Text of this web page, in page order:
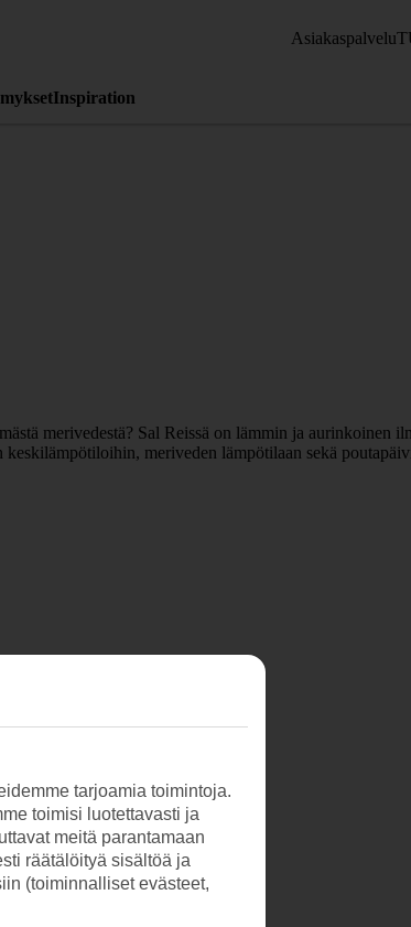
Asiakaspalvelu
Inspiration
merivedestä? Sal Reissä on lämmin ja aurinkoinen
meriveden lämpötilaan sekä
tarjoamia toimintoja.
toimisi luotettavasti ja
meitä parantamaan
räätälöityä sisältöä ja
(toiminnalliset evästeet,